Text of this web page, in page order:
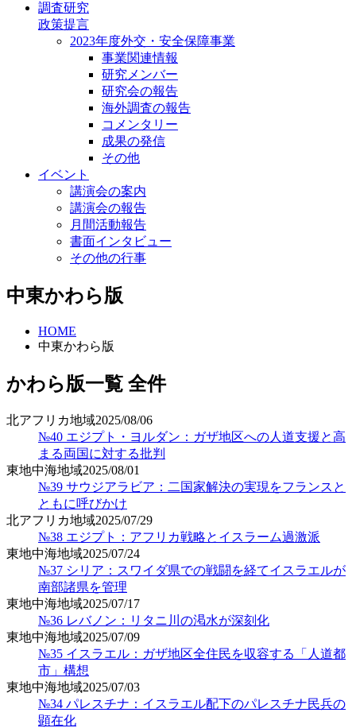
調査研究
政策提言
2023年度外交・安全保障事業
事業関連情報
研究メンバー
研究会の報告
海外調査の報告
コメンタリー
成果の発信
その他
イベント
講演会の案内
講演会の報告
月間活動報告
書面インタビュー
その他の行事
中東かわら版
HOME
中東かわら版
かわら版一覧 全件
北アフリカ地域2025/08/06
№40 エジプト・ヨルダン：ガザ地区への人道支援と高
まる両国に対する批判
東地中海地域2025/08/01
№39 サウジアラビア：二国家解決の実現をフランスと
ともに呼びかけ
北アフリカ地域2025/07/29
№38 エジプト：アフリカ戦略とイスラーム過激派
東地中海地域2025/07/24
№37 シリア：スワイダ県での戦闘を経てイスラエルが
南部諸県を管理
東地中海地域2025/07/17
№36 レバノン：リタニ川の渇水が深刻化
東地中海地域2025/07/09
№35 イスラエル：ガザ地区全住民を収容する「人道都
市」構想
東地中海地域2025/07/03
№34 パレスチナ：イスラエル配下のパレスチナ民兵の
顕在化